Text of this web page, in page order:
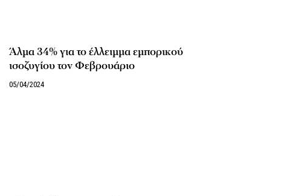
Άλμα 34% για το έλλειμμα εμπορικού
ισοζυγίου τον Φεβρουάριο
05/04/2024